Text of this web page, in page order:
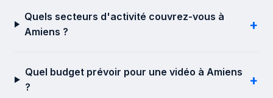
Quels secteurs d'activité couvrez-vous à
Amiens ?
+
Quel budget prévoir pour une vidéo à Amiens
?
+